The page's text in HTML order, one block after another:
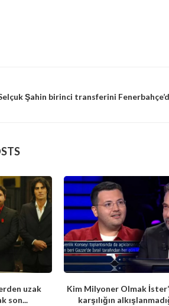
Şahin birinci transferini
uzak
son...
Kim Milyoner Olmak
karşılığın